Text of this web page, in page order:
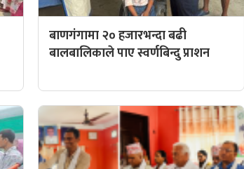
बाणगंगामा २० हजारभन्दा बढी
बालबालिकाले पाए स्वर्णबिन्दु प्राशन